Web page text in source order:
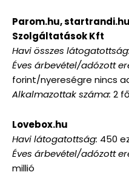
Parom.hu,
Szolgáltatások Kft
Havi összes látogatottság:
Éves árbevétel/adózott
forint/nyereségre nincs
Alkalmazottak száma: 2 fő
Lovebox.hu
Havi látogatottság: 450
Éves árbevétel/adózott
millió